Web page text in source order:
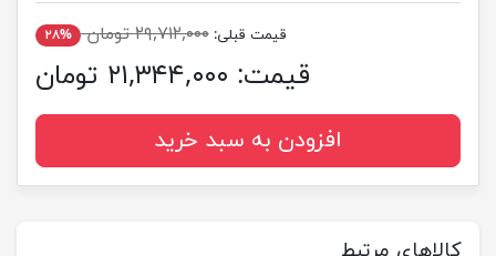
قیمت قبلی: ۲۹,۷۱۲,۰۰۰ تومان ۲۸%
قیمت: ۲۱,۳۴۴,۰۰۰ تومان
افزودن به سبد خرید